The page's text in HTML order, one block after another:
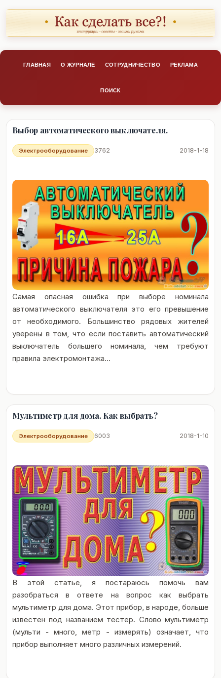
ГЛАВНАЯ О ЖУРНАЛЕ СОТРУДНИЧЕСТВО РЕКЛАМА
ПОИСК
Выбор автоматического выключателя.
2018-1-18
3762
Электрооборудование
Самая опасная ошибка при выборе номинала
автоматического выключателя это его превышение
от необходимого. Большинство рядовых жителей
уверены в том, что если поставить автоматический
выключатель большего номинала, чем требуют
правила электромонтажа...
Мультиметр для дома. Как выбрать?
2018-1-10
6003
Электрооборудование
В этой статье, я постараюсь помочь вам
разобраться в ответе на вопрос как выбрать
мультиметр для дома. Этот прибор, в народе, больше
известен под названием тестер. Слово мультиметр
(мульти - много, метр - измерять) означает, что
прибор выполняет много различных измерений.